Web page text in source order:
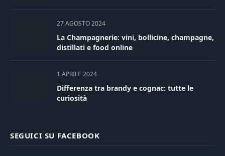
27 AGOSTO 2024
La Champagnerie: vini, bollicine, champagne,
distillati e food online
1 APRILE 2024
Differenza tra brandy e cognac: tutte le
curiosità
SEGUICI SU FACEBOOK